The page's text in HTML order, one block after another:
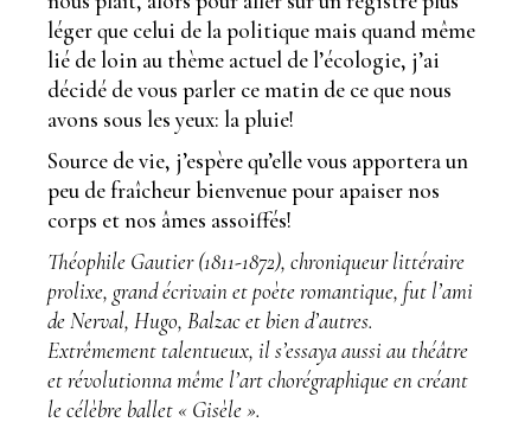
léger que celui de la politique mais quand même
lié de loin au thème actuel de l’écologie, j’ai
décidé de vous parler ce matin de ce que nous
avons sous les yeux: la pluie!
Source de vie, j’espère qu’elle vous apportera un
peu de fraîcheur bienvenue pour apaiser nos
corps et nos âmes assoiffés!
Théophile Gautier (1811-1872), chroniqueur littéraire
prolixe, grand écrivain et poète romantique, fut l’ami
de Nerval, Hugo, Balzac et bien d’autres.
Extrêmement talentueux, il s’essaya aussi au théâtre
et révolutionna même l’art chorégraphique en créant
le célèbre ballet « Gisèle ».